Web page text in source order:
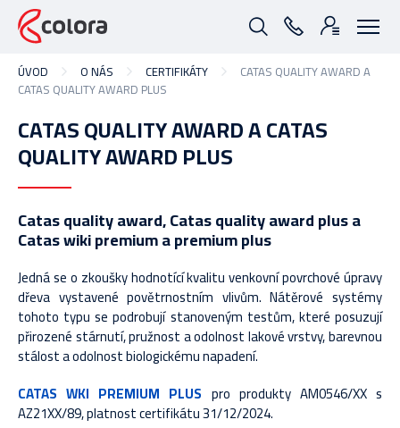
ÚVOD O NÁS CERTIFIKÁTY
CATAS QUALITY AWARD A
CATAS QUALITY AWARD PLUS
CATAS QUALITY AWARD A CATAS
QUALITY AWARD PLUS
Catas quality award, Catas quality award plus a
Catas wiki premium a premium plus
Jedná se o zkoušky hodnotící kvalitu venkovní povrchové úpravy
dřeva vystavené povětrnostním vlivům. Nátěrové systémy
tohoto typu se podrobují stanoveným testům, které posuzují
přirozené stárnutí, pružnost a odolnost lakové vrstvy, barevnou
stálost a odolnost biologickému napadení.
CATAS WKI PREMIUM PLUS pro produkty AM0546/XX s
AZ21XX/89, platnost certifikátu 31/12/2024.